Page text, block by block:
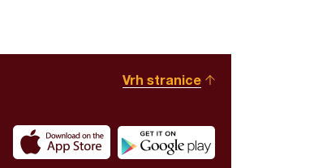
Vrh stranice